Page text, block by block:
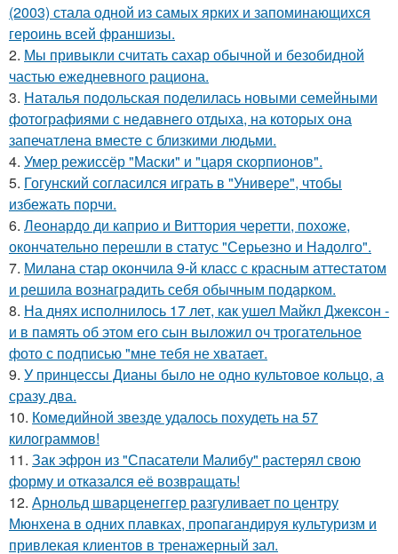
(2003) стала одной из самых ярких и запоминающихся
героинь всей франшизы.
2. Мы привыкли считать сахар обычной и безобидной
частью ежедневного рациона.
3. Наталья подольская поделилась новыми семейными
фотографиями с недавнего отдыха, на которых она
запечатлена вместе с близкими людьми.
4. Умер режиссёр "Маски" и "царя скорпионов".
5. Гогунский согласился играть в "Универе", чтобы
избежать порчи.
6. Леонардо ди каприо и Виттория черетти, похоже,
окончательно перешли в статус "Серьезно и Надолго".
7. Милана стар окончила 9-й класс с красным аттестатом
и решила вознаградить себя обычным подарком.
8. На днях исполнилось 17 лет, как ушел Майкл Джексон -
и в память об этом его сын выложил оч трогательное
фото с подписью "мне тебя не хватает.
9. У принцессы Дианы было не одно культовое кольцо, а
сразу два.
10. Комедийной звезде удалось похудеть на 57
килограммов!
11. Зак эфрон из "Спасатели Малибу" растерял свою
форму и отказался её возвращать!
12. Арнольд шварценеггер разгуливает по центру
Мюнхена в одних плавках, пропагандируя культуризм и
привлекая клиентов в тренажерный зал.